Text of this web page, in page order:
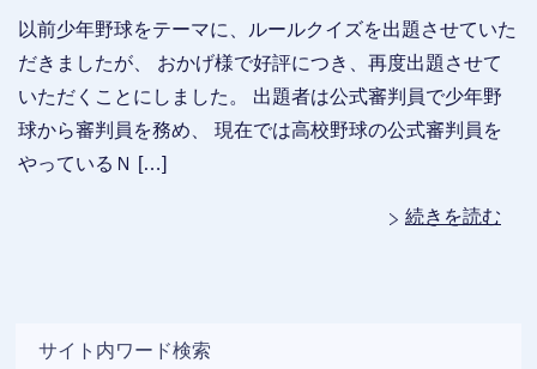
以前少年野球をテーマに、ルールクイズを出題させていた
だきましたが、 おかげ様で好評につき、再度出題させて
いただくことにしました。 出題者は公式審判員で少年野
球から審判員を務め、 現在では高校野球の公式審判員を
やっているＮ […]
続きを読む
サイト内ワード検索